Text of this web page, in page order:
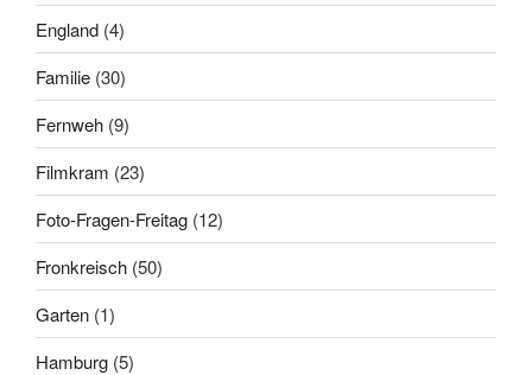
England (4)
Familie (30)
Fernweh (9)
Filmkram (23)
Foto-Fragen-Freitag (12)
Fronkreisch (50)
Garten (1)
Hamburg (5)